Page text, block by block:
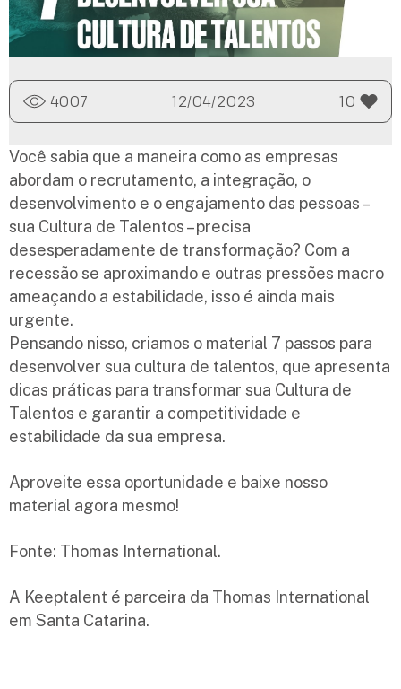
4007 12/04/2023 10
Você sabia que a maneira como as empresas
abordam o recrutamento, a integração, o
desenvolvimento e o engajamento das pessoas –
sua Cultura de Talentos – precisa
desesperadamente de transformação? Com a
recessão se aproximando e outras pressões macro
ameaçando a estabilidade, isso é ainda mais
urgente.
Pensando nisso, criamos o material 7 passos para
desenvolver sua cultura de talentos, que apresenta
dicas práticas para transformar sua Cultura de
Talentos e garantir a competitividade e
estabilidade da sua empresa.
Aproveite essa oportunidade e baixe nosso
material agora mesmo!
Fonte: Thomas International.
A Keeptalent é parceira da Thomas International
em Santa Catarina.